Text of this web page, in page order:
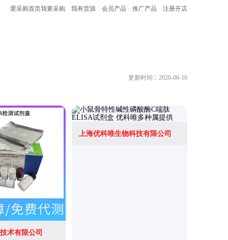
爱采购首页我要采购 我有货源 会员产品 推广产品 注册开店
更新时间：2026-06-10
术有限公司
上海优科唯生物科技有限公司